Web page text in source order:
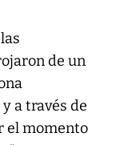
de un
a través de
el momento